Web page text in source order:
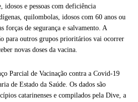
idosos e pessoas com deficiência
quilombolas, idosos com 60 anos ou
forças de segurança e salvamento. A
para outros grupos prioritários vai ocorrer
novas doses da vacina.
Parcial de Vacinação contra a Covid-19
de Estado da Saúde. Os dados são
catarinenses e compilados pela Dive, a